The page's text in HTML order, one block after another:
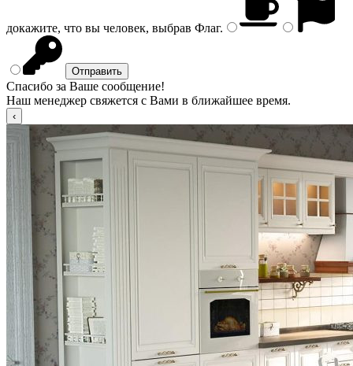
докажите, что вы человек, выбрав Флаг.
Спасибо за Ваше сообщение!
Наш менеджер свяжется с Вами в ближайшее время.